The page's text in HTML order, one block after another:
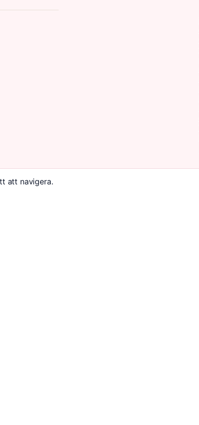
att navigera.